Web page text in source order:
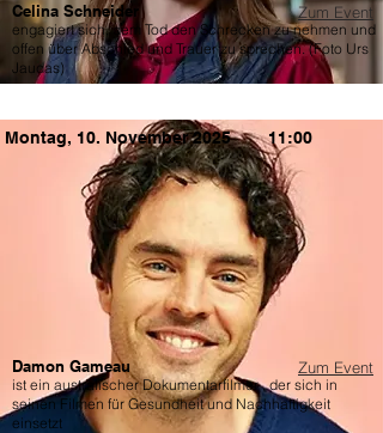
Celina Schneider
engagiert sich, dem Tod den Schrecken zu nehmen und
offen über Abschied und Trauer zu sprechen. (Foto Urs
Jaudas)
Zum Event
Montag, 10. November 2025 11:00
Damon Gameau
ist ein australischer Dokumentarfilmer , der sich in
seinen Filmen für Gesundheit und Nachhaltigkeit
einsetzt
Zum Event